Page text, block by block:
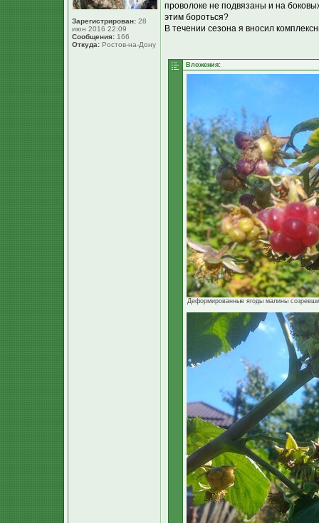
Зарегистрирован: 28
июн 2016 22:09
Сообщения: 166
Откуда: Ростов-на-Дону
проволоке не подвязаны и на
этим бороться?
В течении сезона я вносил
Вложения:
Деформированные ягоды малины